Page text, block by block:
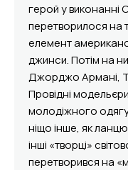
герой у виконанні
перетворилося на
елемент
джинси. Потім на
Джорджо Армані,
Провідні
молодіжного одягу
ніщо інше, як
інші «творці»
перетворився на